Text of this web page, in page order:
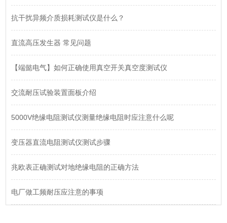
抗干扰异频介质损耗测试仪是什么？
直流高压发生器 常见问题
【端懿电气】如何正确使用真空开关真空度测试仪
交流耐压试验装置面板介绍
5000V绝缘电阻测试仪测量绝缘电阻时应注意什么呢
变压器直流电阻测试仪测试步骤
兆欧表正确测试对地绝缘电阻的正确方法
电厂做工频耐压应注意的事项